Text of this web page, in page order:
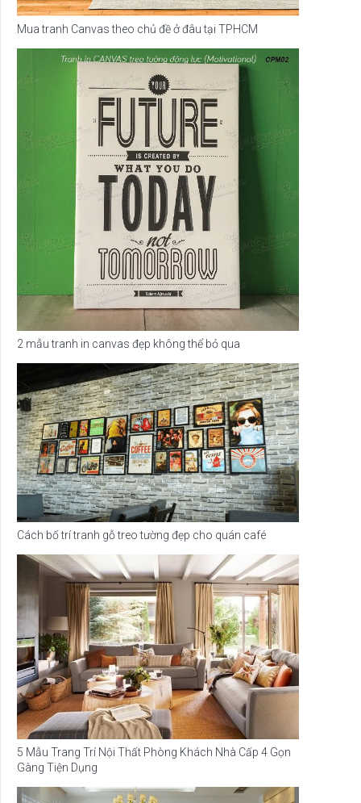
Mua tranh Canvas theo chủ đề ở đâu tại TPHCM
2 mẫu tranh in canvas đẹp không thể bỏ qua
Cách bố trí tranh gỗ treo tường đẹp cho quán café
5 Mẫu Trang Trí Nội Thất Phòng Khách Nhà Cấp 4 Gọn
Gàng Tiện Dụng